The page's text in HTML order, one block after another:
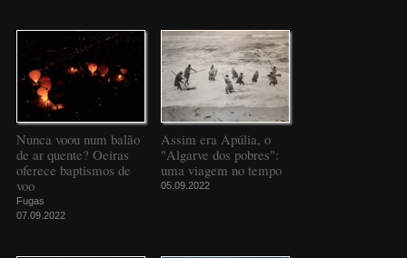
Nunca voou num balão
de ar quente? Oeiras
oferece baptismos de
voo
Fugas
07.09.2022
Assim era Apúlia, o
"Algarve dos pobres":
uma viagem no tempo
05.09.2022